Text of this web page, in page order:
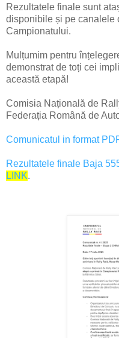
Rezultatele finale sunt
disponibile și pe canalele
Campionatului.
Mulțumim pentru
demonstrat de toți cei
această etapă!
Comisia Națională de
Federația Română de
Comunicatul in format
Rezultatele finale Baja
LINK.